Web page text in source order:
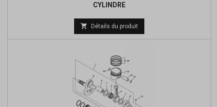
CYLINDRE
 Détails du produit